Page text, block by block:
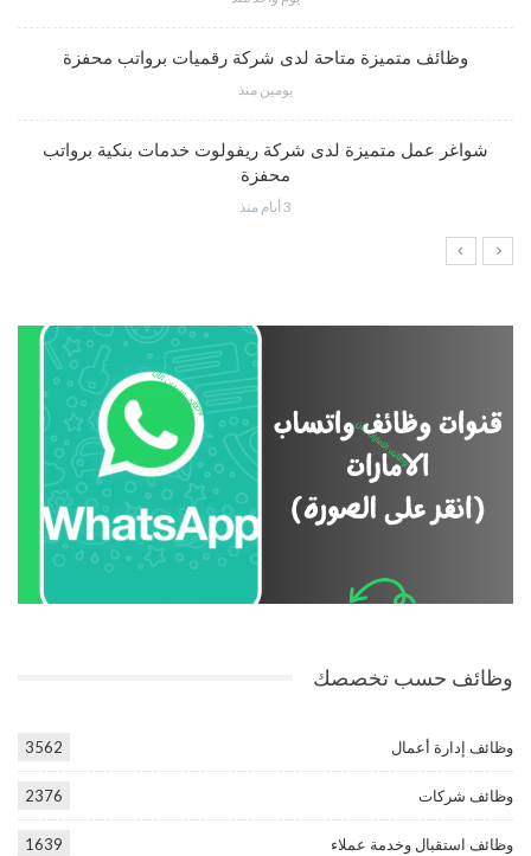
وظائف متميزة متاحة لدى شركة رقميات برواتب محفزة
يومين منذ
شواغر عمل متميزة لدى شركة ريفولوت خدمات بنكية برواتب
محفزة
3 أيام منذ
وظائف حسب تخصصك
وظائف إدارة أعمال 3562
وظائف شركات 2376
وظائف استقبال وخدمة عملاء 1639